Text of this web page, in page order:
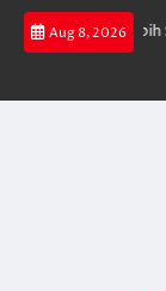
Skip
Aug 8, 2026
Lebih Serius